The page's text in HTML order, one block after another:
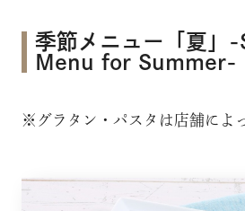
季節メニュー「夏」
Menu for Summer-
※グラタン・パスタは店舗によ